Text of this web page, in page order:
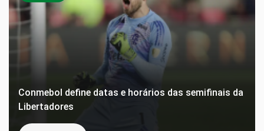
Conmebol define datas e horários das semifinais da
Libertadores